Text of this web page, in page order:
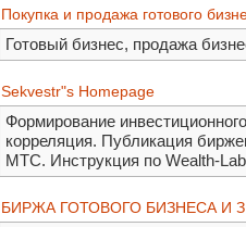
Покупка и продажа готового
Готовый бизнес, продажа
Sekvestr"s Homepage
Формирование
корреляция. Публикация
МТС. Инструкция по Wealth-
БИРЖА ГОТОВОГО БИЗНЕСА И